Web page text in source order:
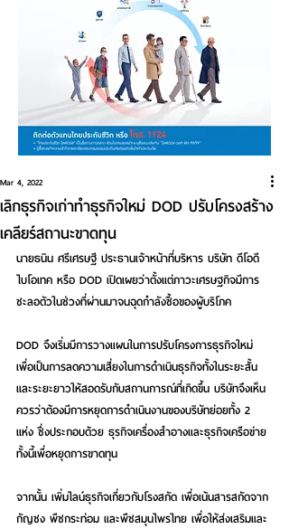
เลิกธุรกิจเก่าทำธุรกิจใหม่ DOD ปรับโครงสร้าง
เคลียร์สถานะขาดทุน
Mar 4, 2022
นายธนิน ศรีเศรษฐี ประธานเจ้าหน้าที่บริหาร บริษัท ดีโอดี
ไบโอเทค หรือ DOD เปิดเผยว่าตั้งแต่ภาวะเศรษฐกิจมีการ
ชะลอตัวในช่วงที่ผ่านมาจนฉุดกำลังซื้อของผู้บริโภค
DOD จึงเริ่มมีการวางแผนในการปรับโครงการธุรกิจใหม่
เพื่อเป็นการลดความเสี่ยงในการดำเนินธุรกิจทั้งในระยะสั้น
และระยะยาวให้สอดรับกับสถานการณ์ที่เกิดขึ้น บริษัทจึงเห็น
ควรว่าต้องมีการหยุดการดำเนินงานของบริษัทย่อยทั้ง 2
แห่ง ซึ่งประกอบด้วย ธุรกิจเครื่องสำอางและธุรกิจเครือข่าย
ทั้งนี้เพื่อหยุดการขาดทุน
จากนั้น เพิ่มไลน์ธุรกิจเกี่ยวกับโรงสกัด เพื่อเน้นสารสกัดจาก
กัญชง พืชกระท่อม และพืชสมุนไพรไทย เพื่อให้ส่งเสริมและ